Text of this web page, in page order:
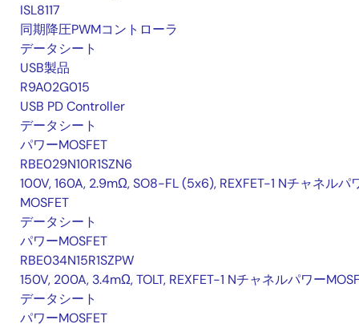
ISL8117
同期降圧PWMコントローラ
データシート
USB製品
R9A02G015
USB PD Controller
データシート
パワーMOSFET
RBE029N10R1SZN6
100V, 160A, 2.9mΩ, SO8-FL (5x6), REXFET-1 Nチャネルパ
MOSFET
データシート
パワーMOSFET
RBE034N15R1SZPW
150V, 200A, 3.4mΩ, TOLT, REXFET-1 Nチャネルパワー
データシート
パワーMOSFET